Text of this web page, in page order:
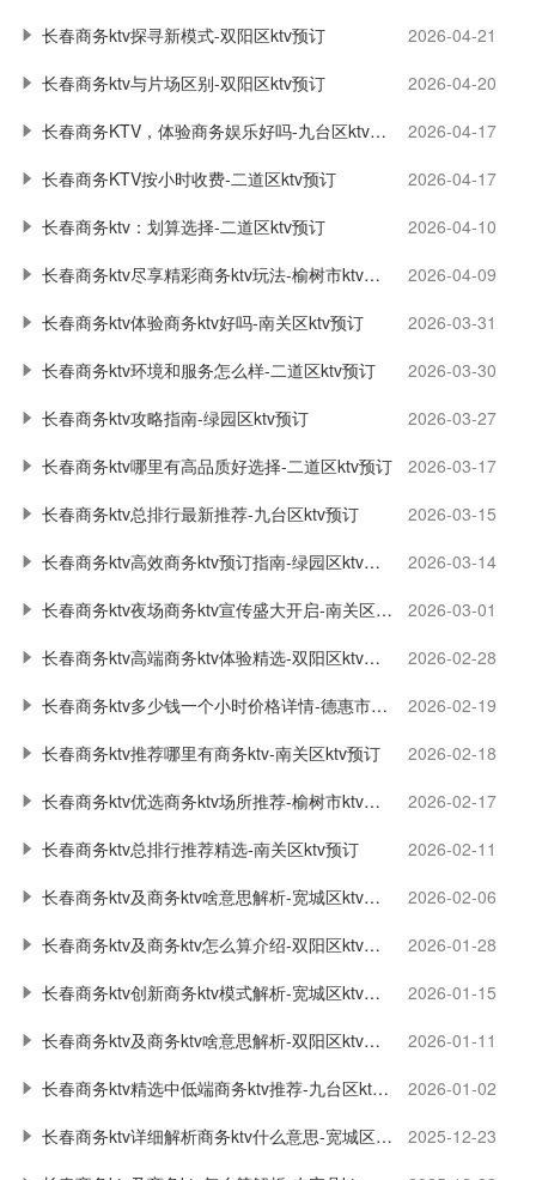
长春商务ktv探寻新模式-双阳区ktv预订
2026-04-21
长春商务ktv与片场区别-双阳区ktv预订
2026-04-20
长春商务KTV，体验商务娱乐好吗-九台区ktv预订
2026-04-17
长春商务KTV按小时收费-二道区ktv预订
2026-04-17
长春商务ktv：划算选择-二道区ktv预订
2026-04-10
长春商务ktv尽享精彩商务ktv玩法-榆树市ktv预订
2026-04-09
长春商务ktv体验商务ktv好吗-南关区ktv预订
2026-03-31
长春商务ktv环境和服务怎么样-二道区ktv预订
2026-03-30
长春商务ktv攻略指南-绿园区ktv预订
2026-03-27
长春商务ktv哪里有高品质好选择-二道区ktv预订
2026-03-17
长春商务ktv总排行最新推荐-九台区ktv预订
2026-03-15
长春商务ktv高效商务ktv预订指南-绿园区ktv预订
2026-03-14
长春商务ktv夜场商务ktv宣传盛大开启-南关区ktv预订
2026-03-01
长春商务ktv高端商务ktv体验精选-双阳区ktv预订
2026-02-28
长春商务ktv多少钱一个小时价格详情-德惠市ktv预订
2026-02-19
长春商务ktv推荐哪里有商务ktv-南关区ktv预订
2026-02-18
长春商务ktv优选商务ktv场所推荐-榆树市ktv预订
2026-02-17
长春商务ktv总排行推荐精选-南关区ktv预订
2026-02-11
长春商务ktv及商务ktv啥意思解析-宽城区ktv预订
2026-02-06
长春商务ktv及商务ktv怎么算介绍-双阳区ktv预订
2026-01-28
长春商务ktv创新商务ktv模式解析-宽城区ktv预订
2026-01-15
长春商务ktv及商务ktv啥意思解析-双阳区ktv预订
2026-01-11
长春商务ktv精选中低端商务ktv推荐-九台区ktv预订
2026-01-02
长春商务ktv详细解析商务ktv什么意思-宽城区ktv预订
2025-12-23